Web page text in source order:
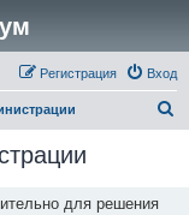
Вход
Регистрация
для решения